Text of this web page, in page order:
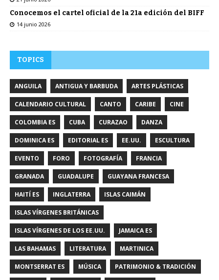
Conocemos el cartel oficial de la 21a edición del BIFF
14 junio 2026
TOPICS
ANGUILA ANTIGUA Y BARBUDA ARTES PLÁSTICAS
CALENDARIO CULTURAL CANTO CARIBE CINE
COLOMBIA ES CUBA CURAZAO DANZA
DOMINICA ES EDITORIAL ES EE.UU. ESCULTURA
EVENTO FORO FOTOGRAFÍA FRANCIA
GRANADA GUADALUPE GUAYANA FRANCESA
HAITÍ ES INGLATERRA ISLAS CAIMÁN
ISLAS VÍRGENES BRITÁNICAS
ISLAS VÍRGENES DE LOS EE.UU. JAMAICA ES
LAS BAHAMAS LITERATURA MARTINICA
MONTSERRAT ES MÚSICA PATRIMONIO & TRADICIÓN